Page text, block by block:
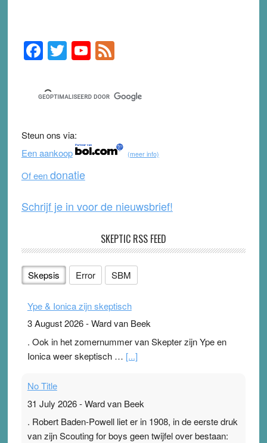
Primary
Sidebar
F
a
c
e
b
o
o
k
T
wi
tt
er
Y
o
u
T
b
e
F
e
d
Steun ons via:
Een aankoop
(meer info)
Of eendonatie
Schrijf je in voor de nieuwsbrief!
SKEPTIC RSS FEED
Skepsis Error SBM
Ype & Ionica zijn skeptisch
3 August 2026-Ward van Beek
. Ook in het zomernummer van Skepter zijn Ype en
Ionica weer skeptisch … [...]
No Title
31 July 2026-Ward van Beek
. Robert Baden-Powell liet er in 1908, in de eerste druk
van zijn Scouting for boys geen twijfel over bestaan: